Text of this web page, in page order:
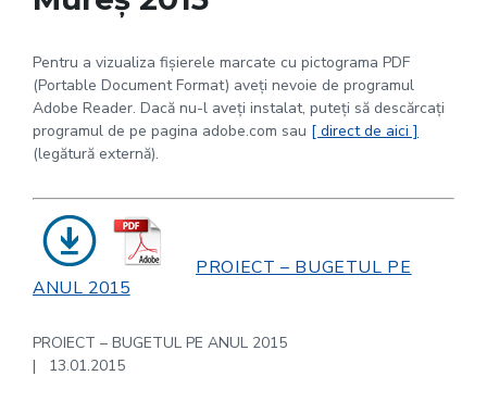
Pentru a vizualiza fişierele marcate cu pictograma PDF
(Portable Document Format) aveţi nevoie de programul
Adobe Reader. Dacă nu-l aveţi instalat, puteţi să descărcaţi
programul de pe pagina adobe.com sau [ direct de aici ]
(legătură externă).
PROIECT – BUGETUL PE
ANUL 2015
PROIECT – BUGETUL PE ANUL 2015
| 13.01.2015